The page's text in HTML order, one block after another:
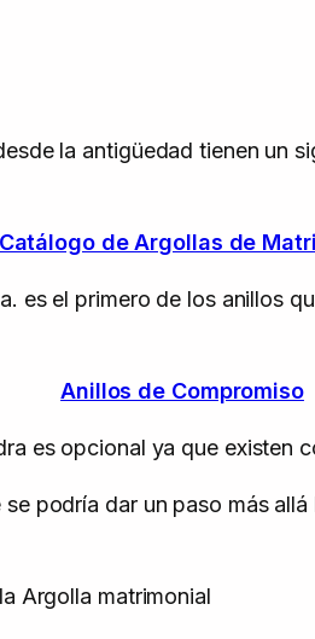
la antigüedad tienen un
de Argollas de
es el primero de los anillos
Anillos de Compromiso
es opcional ya que existen
podría dar un paso más
Argolla matrimonial